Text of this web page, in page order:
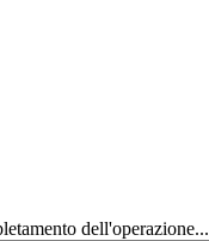
dell'operazione...